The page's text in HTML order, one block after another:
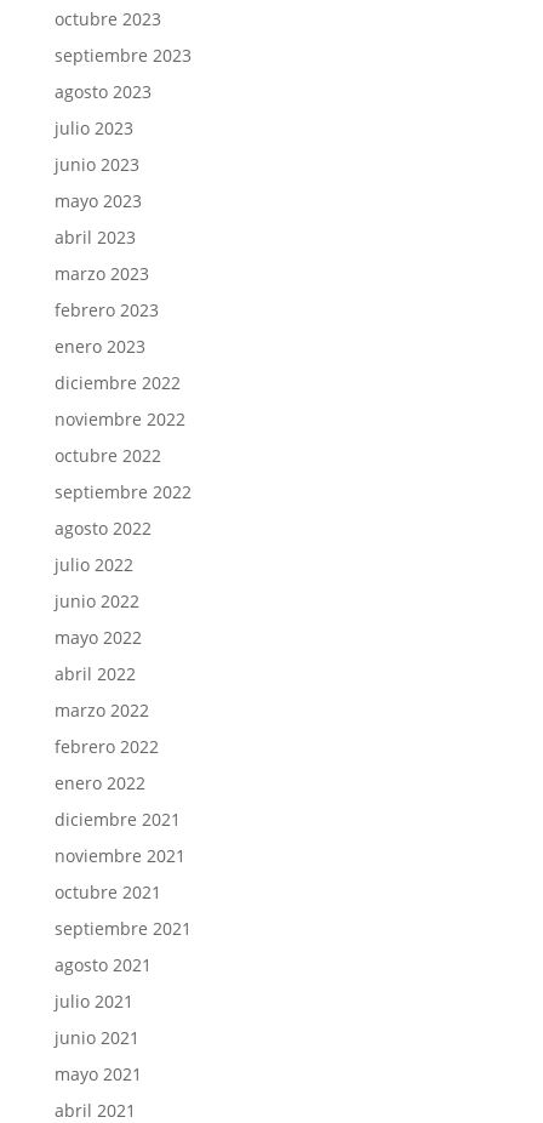
octubre 2023
septiembre 2023
agosto 2023
julio 2023
junio 2023
mayo 2023
abril 2023
marzo 2023
febrero 2023
enero 2023
diciembre 2022
noviembre 2022
octubre 2022
septiembre 2022
agosto 2022
julio 2022
junio 2022
mayo 2022
abril 2022
marzo 2022
febrero 2022
enero 2022
diciembre 2021
noviembre 2021
octubre 2021
septiembre 2021
agosto 2021
julio 2021
junio 2021
mayo 2021
abril 2021